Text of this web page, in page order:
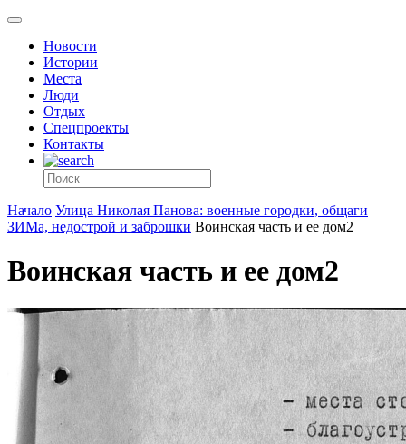
Новости
Истории
Места
Люди
Отдых
Спецпроекты
Контакты
Начало Улица Николая Панова: военные городки, общаги
ЗИМа, недострой и заброшки Воинская часть и ее дом2
Воинская часть и ее дом2